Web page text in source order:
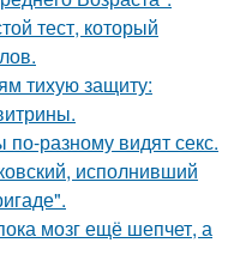
тест, который
тихую защиту:
разному видят секс.
исполнивший
мозг ещё шепчет, а